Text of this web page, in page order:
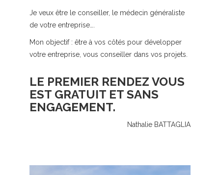
Je veux être le conseiller, le médecin généraliste
de votre entreprise….
Mon objectif : être à vos côtés pour développer
votre entreprise, vous conseiller dans vos projets.
LE PREMIER RENDEZ VOUS
EST GRATUIT ET SANS
ENGAGEMENT.
Nathalie BATTAGLIA